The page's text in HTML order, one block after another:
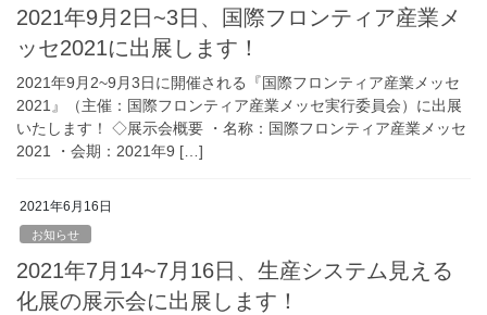
2021年9月2日~3日、国際フロンティア産業メ
ッセ2021に出展します！
2021年9月2~9月3日に開催される『国際フロンティア産業メッセ
2021』（主催：国際フロンティア産業メッセ実行委員会）に出展
いたします！ ◇展示会概要 ・名称：国際フロンティア産業メッセ
2021 ・会期：2021年9 […]
2021年6月16日
お知らせ
2021年7月14~7月16日、生産システム見える
化展の展示会に出展します！